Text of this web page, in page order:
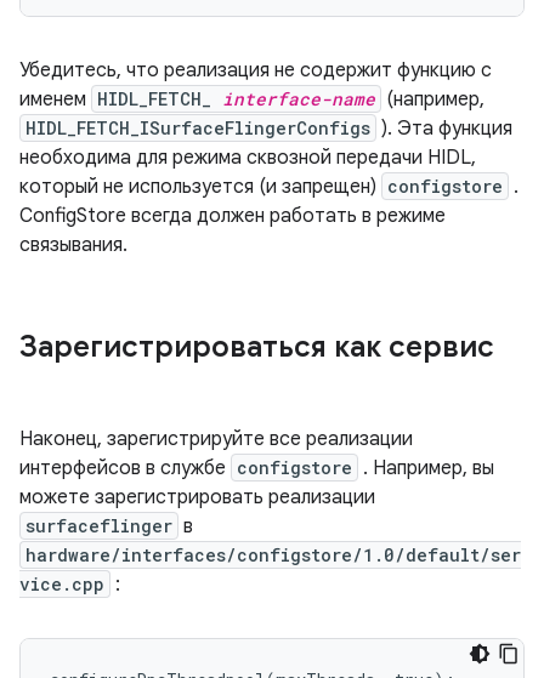
Убедитесь, что реализация не содержит функцию с
именем HIDL_FETCH_ interface-name (например,
HIDL_FETCH_ISurfaceFlingerConfigs ). Эта функция
необходима для режима сквозной передачи HIDL,
который не используется (и запрещен) configstore .
ConfigStore всегда должен работать в режиме
связывания.
Зарегистрироваться как сервис
Наконец, зарегистрируйте все реализации
интерфейсов в службе configstore . Например, вы
можете зарегистрировать реализации
surfaceflinger в
hardware/interfaces/configstore/1.0/default/ser
vice.cpp :